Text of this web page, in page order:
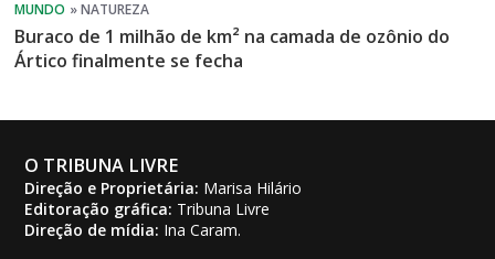
Buraco de 1 milhão de km² na camada de ozônio do
Ártico finalmente se fecha
O TRIBUNA LIVRE
Direção e Proprietária: Marisa Hilário
Editoração gráfica: Tribuna Livre
Direção de mídia: Ina Caram.